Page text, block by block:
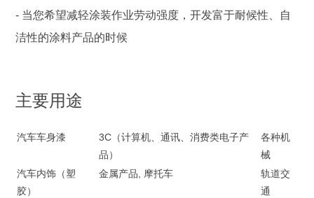
- 当您希望减轻涂装作业劳动强度，开发富于耐候性、自
洁性的涂料产品的时候
主要用途
汽车车身漆
3C（计算机、通讯、消费类电子产
品）
各种机
械
汽车内饰（塑
胶）
金属产品, 摩托车
轨道交
通